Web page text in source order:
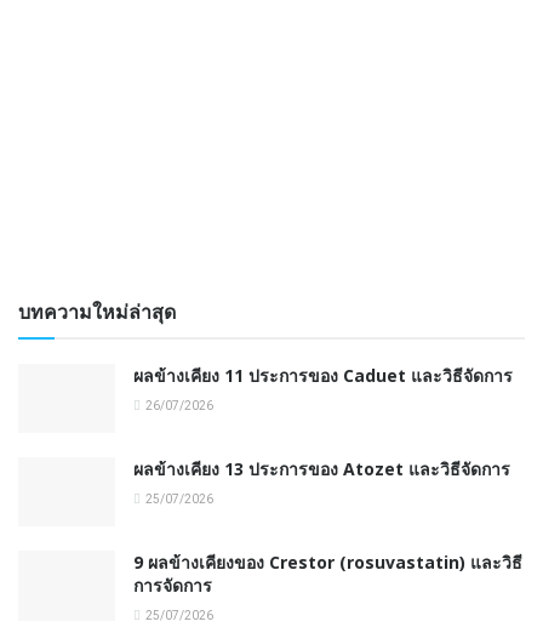
บทความใหม่ล่าสุด
ผลข้างเคียง 11 ประการของ Caduet และวิธีจัดการ
26/07/2026
ผลข้างเคียง 13 ประการของ Atozet และวิธีจัดการ
25/07/2026
9 ผลข้างเคียงของ Crestor (rosuvastatin) และวิธี
การจัดการ
25/07/2026